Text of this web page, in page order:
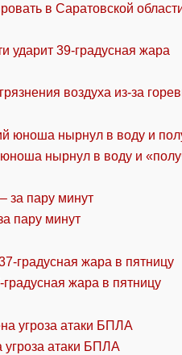
в Саратовской
ударит 39-градусная жара
воздуха из-за
нырнул в воду и
пару минут
жара в пятницу
угроза атаки БПЛА